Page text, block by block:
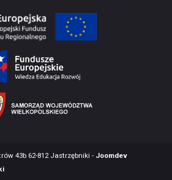
43b 62-812 Jastrzębniki - Joomdev